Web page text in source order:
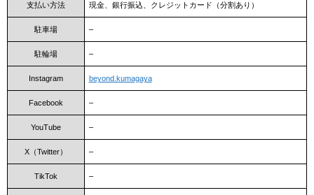
支払い方法 現金、銀行振込、クレジットカード（分割あり）
駐車場 –
駐輪場 –
Instagram beyond.kumagaya
Facebook –
YouTube –
X（Twitter） –
TikTok –